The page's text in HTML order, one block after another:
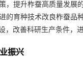
，提升柞蚕高质量发展
的育种技术改良柞蚕品
，改善科研生产条件，
振兴